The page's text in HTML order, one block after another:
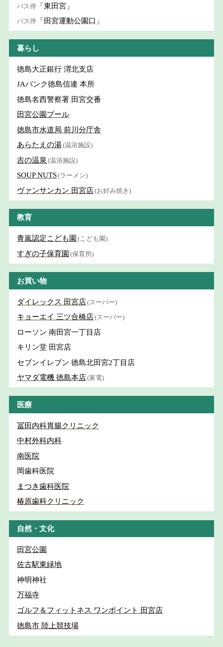
バス停 「東田宮」
バス停 「田宮運動公園口」
暮らし
徳島大正銀行 渭北支店
JAバンク徳島信連 本所
徳島名西警察署 田宮交番
田宮公園プール
徳島市水道局 前川分庁舎
あらたえの湯(温浴施設)
吉の温泉 (温浴施設)
SOUP NUTS(ラーメン)
ヴァンサンカン 田宮店(お好み焼き)
教育
青嵐認定こども園 (こども園)
すぎの子保育園 (保育所)
お買い物
ダイレックス 田宮店(スーパー)
キョーエイ 三ツ合橋店(スーパー)
ローソン 南田宮一丁目店
キリン堂 田宮店
セブンイレブン 徳島北田宮2丁目店
ヤマダ電機 徳島本店(家電)
医療
冨田内科胃腸クリニック
中村外科内科
南医院
岡歯科医院
まつき歯科医院
椿原歯科クリニック
自然・文化
田宮公園
佐古駅東緑地
神明神社
万福寺
ゴルフ＆フィットネス ワンポイント 田宮店
徳島市 陸上競技場